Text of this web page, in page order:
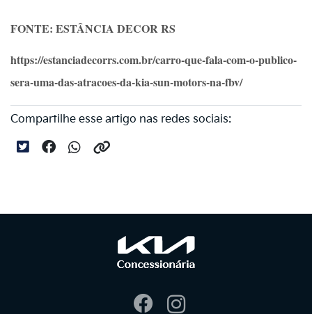
FONTE: ESTÂNCIA DECOR RS
https://estanciadecorrs.com.br/carro-que-fala-com-o-publico-
sera-uma-das-atracoes-da-kia-sun-motors-na-fbv/
Compartilhe esse artigo nas redes sociais: